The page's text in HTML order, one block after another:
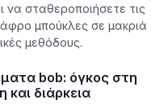
να σταθεροποιήσετε τις
μπούκλες σε μακριά
μεθόδους.
bob: όγκος στη
και διάρκεια